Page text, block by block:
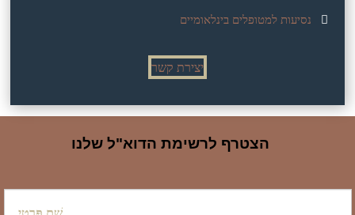
נסיעות למטופלים בינלאומיים
יצירת קשר
הצטרף לרשימת הדוא"ל שלנו